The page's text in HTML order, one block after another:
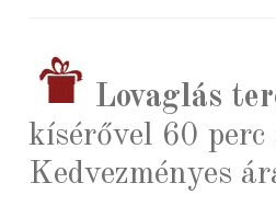
Lovaglás
kísérővel 60 perc
Kedvezményes